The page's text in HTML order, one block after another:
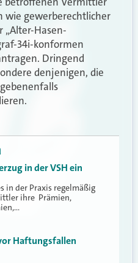
wie gewerberechtlicher
„Alter-Hasen-
34i-konformen
Dringend
denjenigen, die
in der VSH ein
in der Praxis regelmäßig
ihre Prämien,
Haftungsfallen